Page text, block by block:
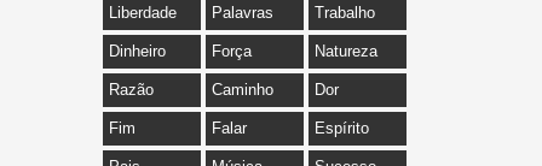
Liberdade Palavras Trabalho
Dinheiro Força Natureza
Razão Caminho Dor
Fim Falar Espírito